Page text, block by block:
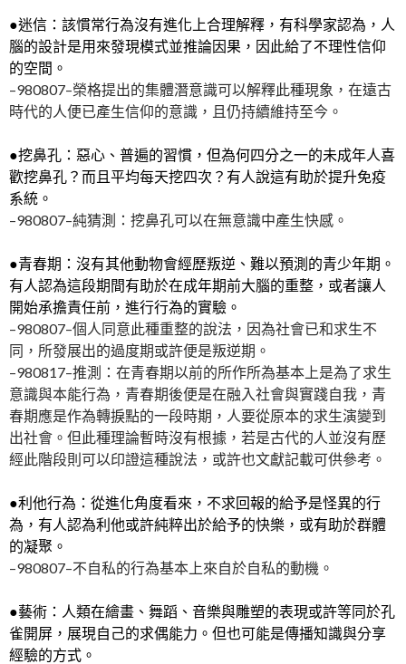
●迷信：該慣常行為沒有進化上合理解釋，有科學家認為，人
腦的設計是用來發現模式並推論因果，因此給了不理性信仰
的空間。
–980807–榮格提出的集體潛意識可以解釋此種現象，在遠古
時代的人便已產生信仰的意識，且仍持續維持至今。
●挖鼻孔：惡心、普遍的習慣，但為何四分之一的未成年人喜
歡挖鼻孔？而且平均每天挖四次？有人說這有助於提升免疫
系統。
–980807–純猜測：挖鼻孔可以在無意識中產生快感。
●青春期：沒有其他動物會經歷叛逆、難以預測的青少年期。
有人認為這段期間有助於在成年期前大腦的重整，或者讓人
開始承擔責任前，進行行為的實驗。
–980807–個人同意此種重整的說法，因為社會已和求生不
同，所發展出的過度期或許便是叛逆期。
–980817–推測：在青春期以前的所作所為基本上是為了求生
意識與本能行為，青春期後便是在融入社會與實踐自我，青
春期應是作為轉捩點的一段時期，人要從原本的求生演變到
出社會。但此種理論暫時沒有根據，若是古代的人並沒有歷
經此階段則可以印證這種說法，或許也文獻記載可供參考。
●利他行為：從進化角度看來，不求回報的給予是怪異的行
為，有人認為利他或許純粹出於給予的快樂，或有助於群體
的凝聚。
–980807–不自私的行為基本上來自於自私的動機。
●藝術：人類在繪畫、舞蹈、音樂與雕塑的表現或許等同於孔
雀開屏，展現自己的求偶能力。但也可能是傳播知識與分享
經驗的方式。